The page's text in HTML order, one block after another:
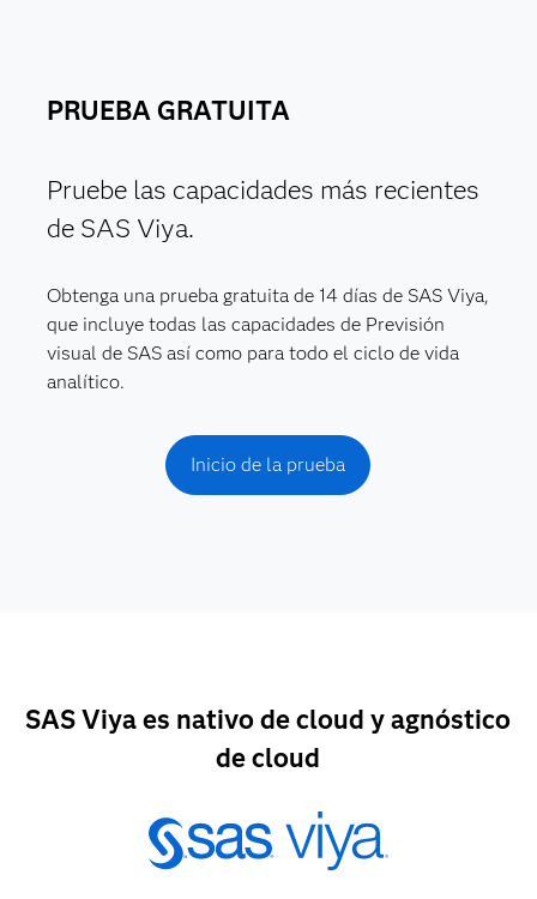
PRUEBA GRATUITA
Pruebe las capacidades más recientes
de SAS Viya.
Obtenga una prueba gratuita de 14 días de SAS Viya,
que incluye todas las capacidades de Previsión
visual de SAS así como para todo el ciclo de vida
analítico.
Inicio de la prueba
SAS Viya es nativo de cloud y agnóstico
de cloud